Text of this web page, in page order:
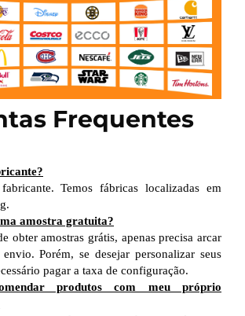
Frequentes
Temos fábricas localizadas em
amostra gratuita?
obter amostras grátis, apenas precisa arcar
Porém, se desejar personalizar seus
pagar a taxa de configuração.
produtos com meu próprio